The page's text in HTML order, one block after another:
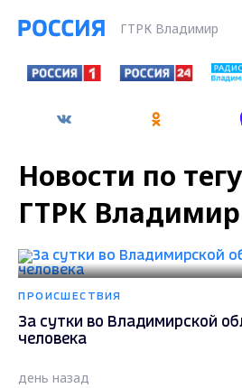
ГТРК Владимир
Новости по
ГТРК Владимир
ПРОИСШЕСТВИЯ
За сутки во Владимирской
человека
день назад